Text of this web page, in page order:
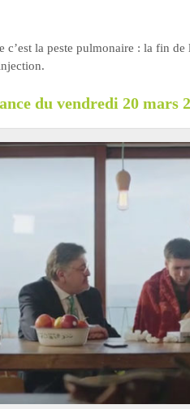
c’est la peste pulmonaire : la fin
du vendredi 20 mars